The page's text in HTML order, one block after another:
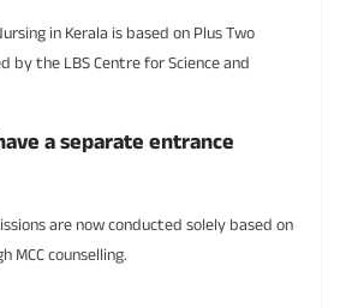
in Kerala is based on Plus Two
by the LBS Centre for Science and
a separate entrance
are now conducted solely based on
MCC counselling.